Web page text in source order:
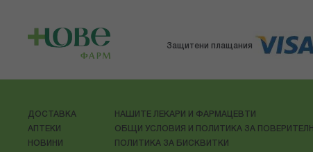
Защитени плащания
ДОСТАВКА
АПТЕКИ
НОВИНИ
НАШИТЕ ЛЕКАРИ И ФАРМАЦЕВТИ
ОБЩИ УСЛОВИЯ И ПОЛИТИКА ЗА
ПОЛИТИКА ЗА БИСКВИТКИ